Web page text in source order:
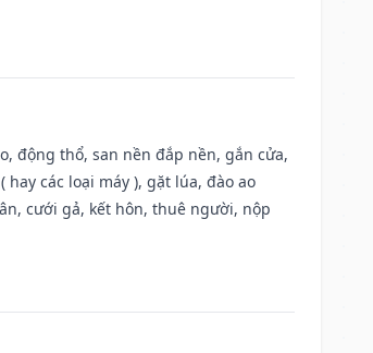
động thổ, san nền đắp nền, gắn cửa,
các loại máy ), gặt lúa, đào ao
cưới gả, kết hôn, thuê người, nộp